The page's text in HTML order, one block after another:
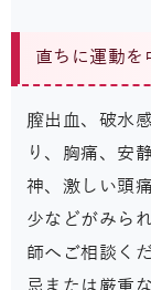
直ちに運動を
膣出血、破水
り、胸痛、安
神、激しい頭
少などがみら
師へご相談く